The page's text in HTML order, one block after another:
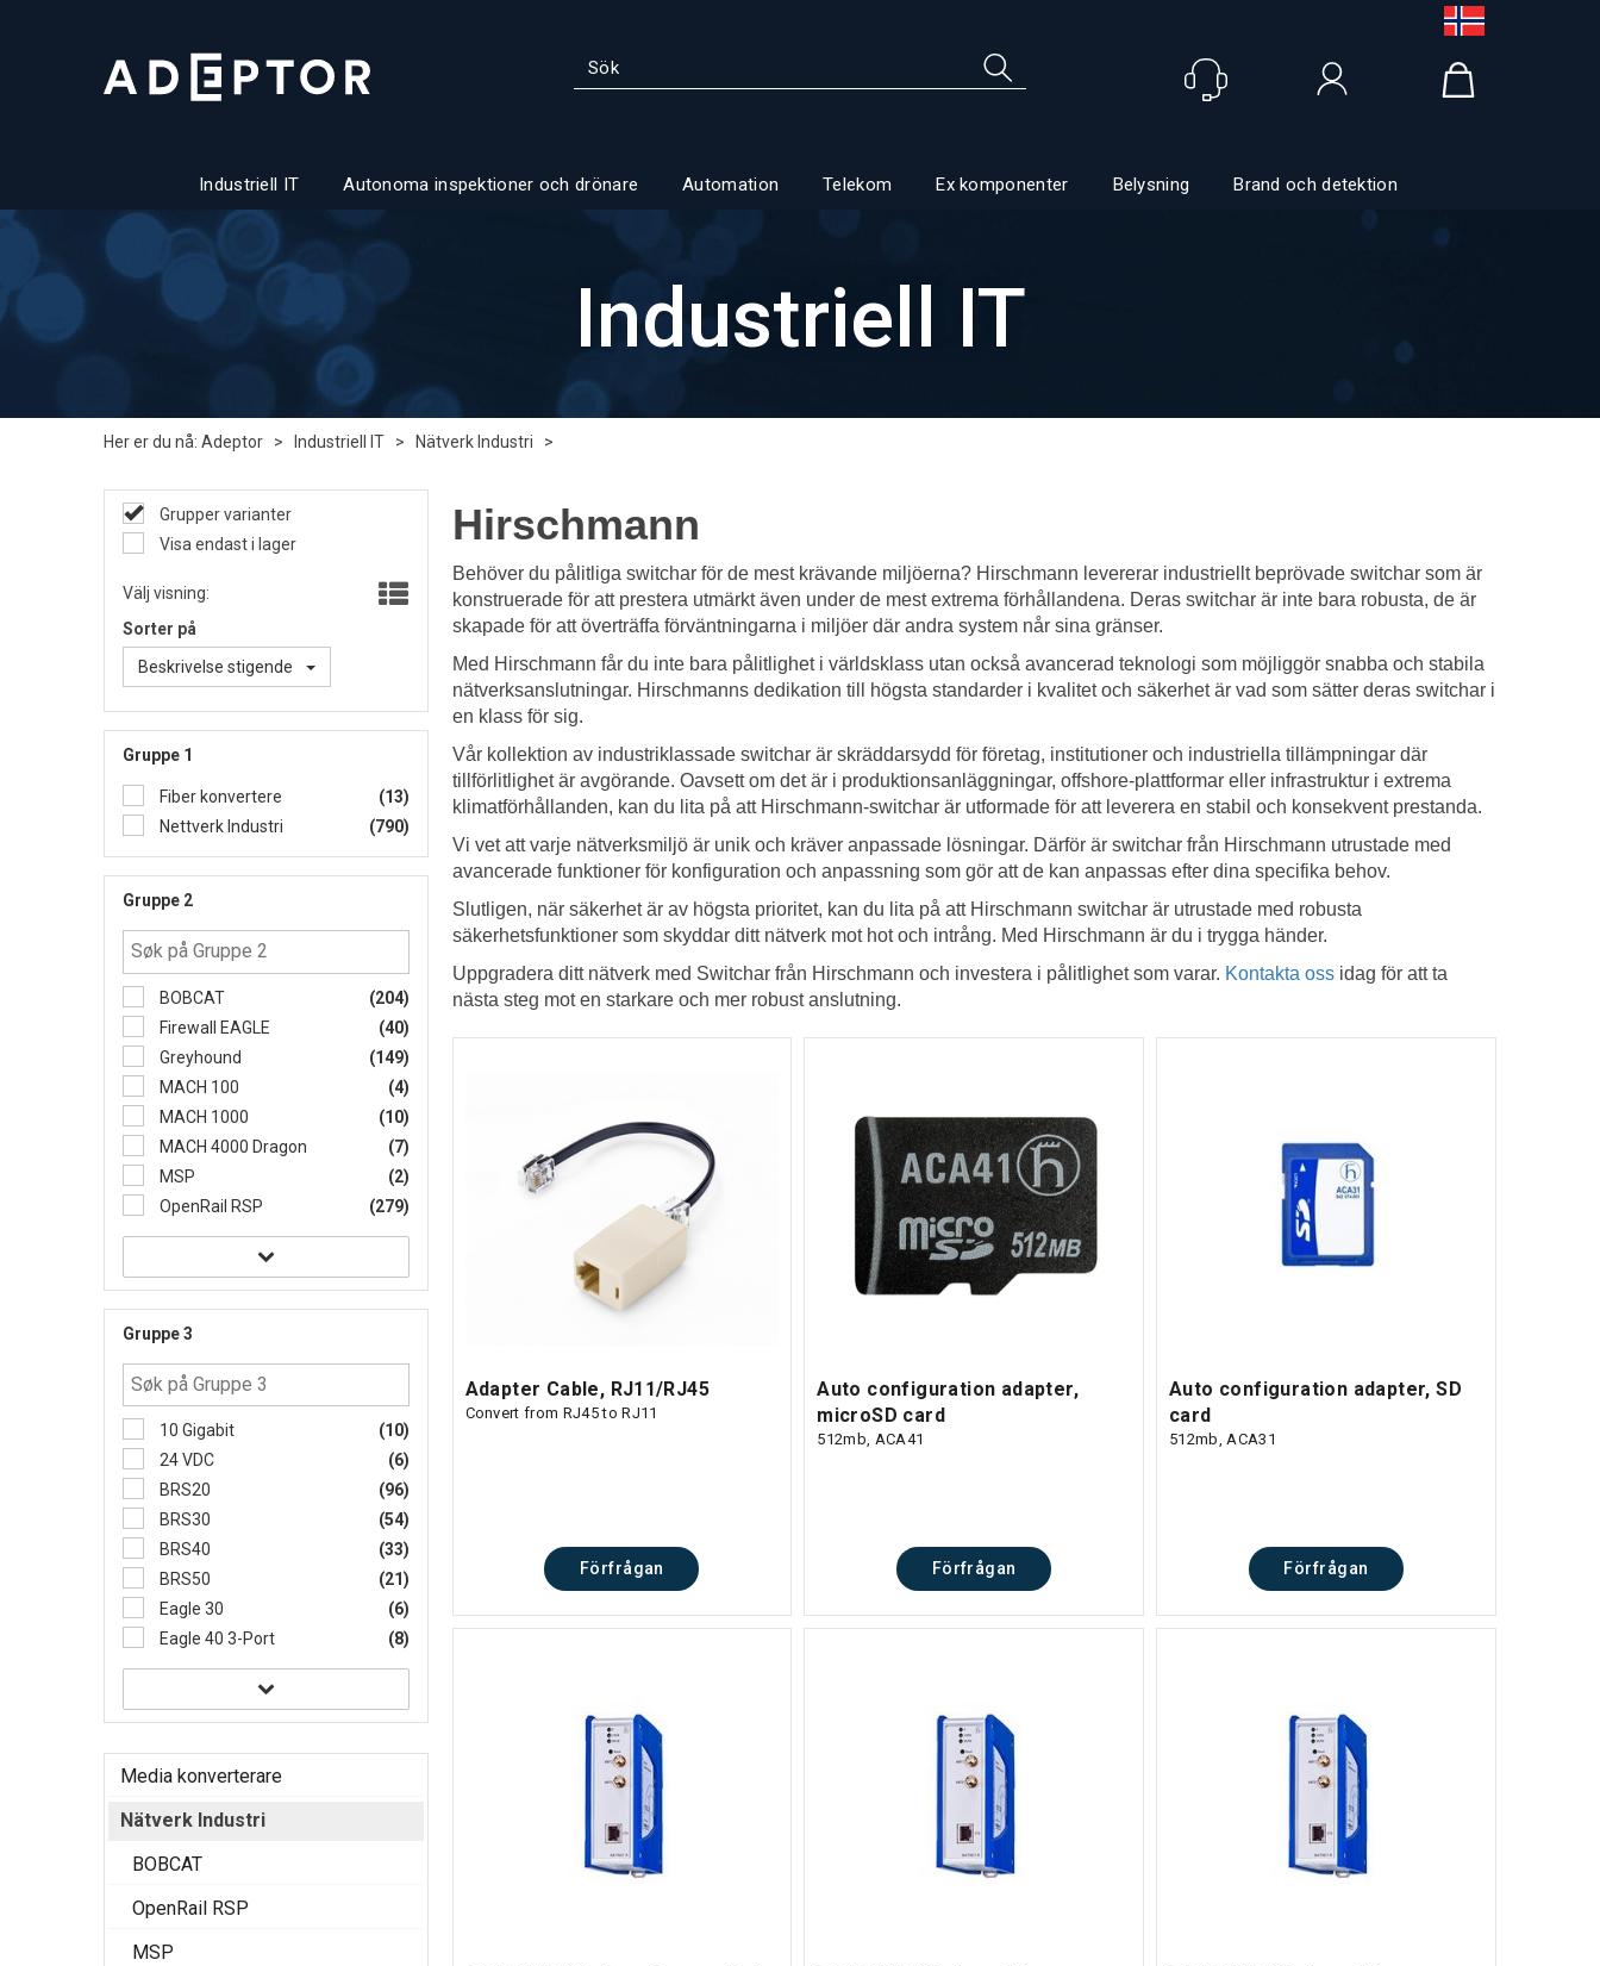
Industriell IT Autonoma inspektioner och drönare Automation Telekom Ex komponenter Belysning Brand och detektion
Industriell IT
Her er du nå: Adeptor > Industriell IT > Nätverk Industri >
Grupper varianter
Visa endast i lager
Välj visning:
Sorter på
Beskrivelse stigende
Gruppe 1
Fiber konvertere
(13)
Nettverk Industri
(790)
Gruppe 2
BOBCAT
(204)
Firewall EAGLE
(40)
Greyhound
(149)
MACH 100
(4)
MACH 1000
(10)
MACH 4000 Dragon
(7)
MSP
(2)
OpenRail RSP
(279)
Gruppe 3
10 Gigabit
(10)
24 VDC
(6)
BRS20
(96)
BRS30
(54)
BRS40
(33)
BRS50
(21)
Eagle 30
(6)
Eagle 40 3-Port
(8)
Media konverterare
Nätverk Industri
BOBCAT
OpenRail RSP
MSP
Hirschmann
Behöver du pålitliga switchar för de mest krävande miljöerna? Hirschmann levererar industriellt beprövade switchar som är
konstruerade för att prestera utmärkt även under de mest extrema förhållandena. Deras switchar är inte bara robusta, de är
skapade för att överträffa förväntningarna i miljöer där andra system når sina gränser.
Med Hirschmann får du inte bara pålitlighet i världsklass utan också avancerad teknologi som möjliggör snabba och stabila
nätverksanslutningar. Hirschmanns dedikation till högsta standarder i kvalitet och säkerhet är vad som sätter deras switchar i
en klass för sig.
Vår kollektion av industriklassade switchar är skräddarsydd för företag, institutioner och industriella tillämpningar där
tillförlitlighet är avgörande. Oavsett om det är i produktionsanläggningar, offshore-plattformar eller infrastruktur i extrema
klimatförhållanden, kan du lita på att Hirschmann-switchar är utformade för att leverera en stabil och konsekvent prestanda.
Vi vet att varje nätverksmiljö är unik och kräver anpassade lösningar. Därför är switchar från Hirschmann utrustade med
avancerade funktioner för konfiguration och anpassning som gör att de kan anpassas efter dina specifika behov.
Slutligen, när säkerhet är av högsta prioritet, kan du lita på att Hirschmann switchar är utrustade med robusta
säkerhetsfunktioner som skyddar ditt nätverk mot hot och intrång. Med Hirschmann är du i trygga händer.
Uppgradera ditt nätverk med Switchar från Hirschmann och investera i pålitlighet som varar. Kontakta ossidag för att ta
nästa steg mot en starkare och mer robust anslutning.
Adapter Cable, RJ11/RJ45
Convert from RJ45 to RJ11
Förfrågan
Auto configuration adapter,
microSD card
512mb, ACA41
Förfrågan
Auto configuration adapter, SD
card
512mb, ACA31
Förfrågan